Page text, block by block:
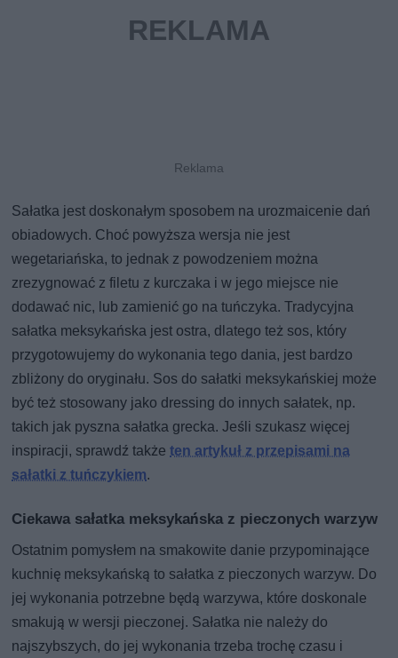
Sałatka jest doskonałym sposobem na urozmaicenie dań
obiadowych. Choć powyższa wersja nie jest
wegetariańska, to jednak z powodzeniem można
zrezygnować z filetu z kurczaka i w jego miejsce nie
dodawać nic, lub zamienić go na tuńczyka. Tradycyjna
sałatka meksykańska jest ostra, dlatego też sos, który
przygotowujemy do wykonania tego dania, jest bardzo
zbliżony do oryginału. Sos do sałatki meksykańskiej może
być też stosowany jako dressing do innych sałatek, np.
takich jak pyszna sałatka grecka. Jeśli szukasz więcej
inspiracji, sprawdź takżeten artykuł z przepisami na
sałatki z tuńczykiem.
Ciekawa sałatka meksykańska z pieczonych warzyw
Ostatnim pomysłem na smakowite danie przypominające
kuchnię meksykańską to sałatka z pieczonych warzyw. Do
jej wykonania potrzebne będą warzywa, które doskonale
smakują w wersji pieczonej. Sałatka nie należy do
najszybszych, do jej wykonania trzeba trochę czasu i